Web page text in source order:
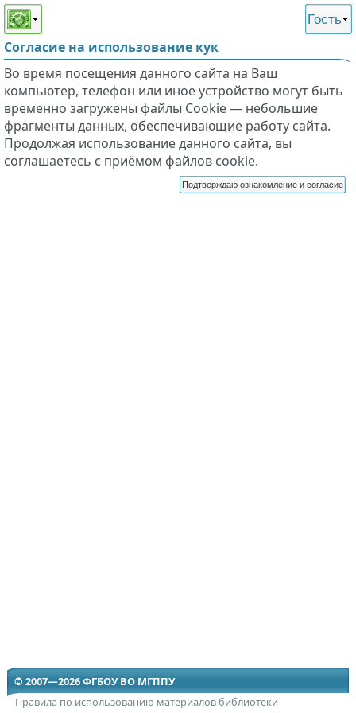
Этот сайт поддерживает
слабовидящих
Гость
Согласие на использование кук
Во время посещения данного сайта на Ваш
компьютер, телефон или иное устройство могут быть
временно загружены файлы Cookie — небольшие
фрагменты данных, обеспечивающие работу сайта.
Продолжая использование данного сайта, вы
соглашаетесь с приёмом файлов cookie.
Подтверждаю ознакомление и согласие
© 2007—2026 ФГБОУ ВО МГППУ
Правила по использованию материалов библиотеки